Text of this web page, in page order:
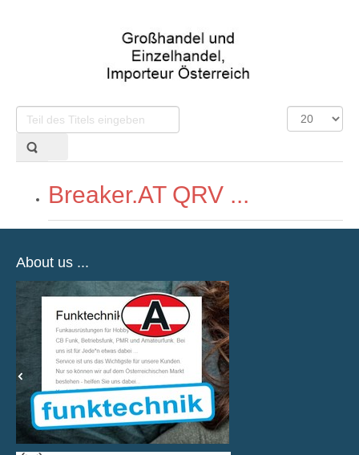
Teil
des
Titels
eingeben
Anzeige
#
Breaker.AT QRV ...
About us ...